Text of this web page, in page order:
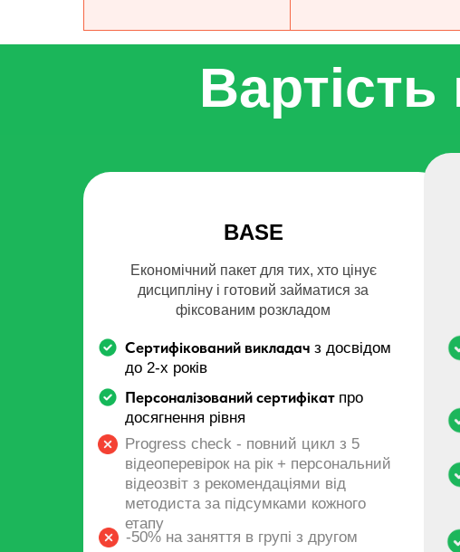
BASE
Сертифікований викладач з досвідом
до 2-х років
Персоналізований сертифікат про
досягнення рівня
Progress check - повний цикл з 5
відеоперевірок на рік + персональний
відеозвіт з рекомендаціями від
методиста за підсумками кожного
етапу
-50% на заняття в групі з другом
Економічний пакет для тих, хто цінує
дисципліну і готовий займатися за
фіксованим розкладом